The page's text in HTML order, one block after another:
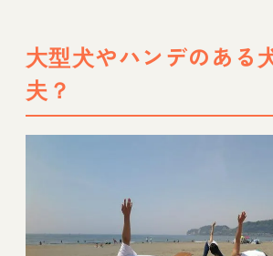
大型犬やハンデのある
夫？